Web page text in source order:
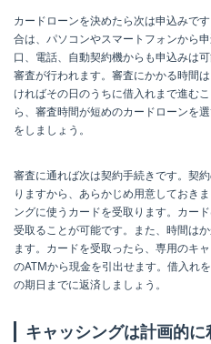
カードローンを決めたら次は申込みで
合は、パソコンやスマートフォンから
口、電話、自動契約機からも申込みは
審査が行われます。審査にかかる時間
ければその日のうちに借入れまで進む
ら、審査時間が短めのカードローンを
をしましょう。
審査に通れば次は契約手続きです。契
りますから、あらかじめ用意しておき
ングに使うカードを受取ります。カー
受取ることが可能です。また、時間は
ます。カードを受取ったら、専用のキ
のATMから現金を引出せます。借入れ
の期日までに返済しましょう。
キャッシングは計画的に